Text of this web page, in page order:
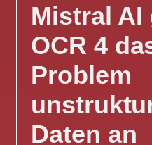
Mistral AI
OCR 4
Problem
Daten an